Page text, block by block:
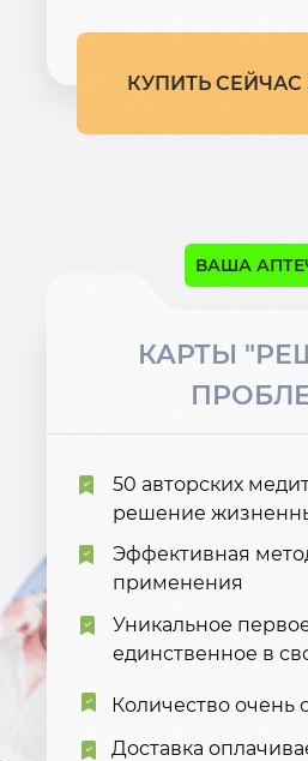
КАРТЫ
50 авторских
решение
Эффективная
применения
ВАША
КУПИТЬ СЕЙЧАС
Уникальное
единственное в
Количество очень
Доставка